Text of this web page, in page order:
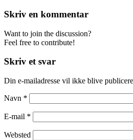
Skriv en kommentar
Want to join the discussion?
Feel free to contribute!
Skriv et svar
Din e-mailadresse vil ikke blive
Navn *
E-mail *
Websted